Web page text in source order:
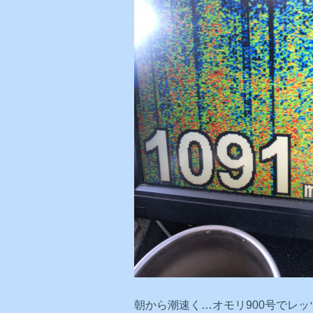
朝から潮速く…オモリ900号でレッ